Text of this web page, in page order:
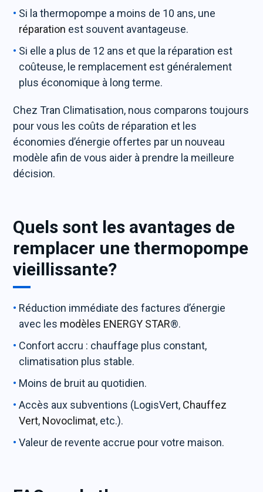
Si la thermopompe a moins de 10 ans, une
réparation est souvent avantageuse.
Si elle a plus de 12 ans et que la réparation est
coûteuse, le remplacement est généralement
plus économique à long terme.
Chez Tran Climatisation, nous comparons toujours
pour vous les coûts de réparation et les
économies d’énergie offertes par un nouveau
modèle afin de vous aider à prendre la meilleure
décision.
Quels sont les avantages de
remplacer une thermopompe
vieillissante?
Réduction immédiate des factures d’énergie
avec les modèles ENERGY STAR®.
Confort accru : chauffage plus constant,
climatisation plus stable.
Moins de bruit au quotidien.
Accès aux subventions (LogisVert, Chauffez
Vert, Novoclimat, etc.).
Valeur de revente accrue pour votre maison.